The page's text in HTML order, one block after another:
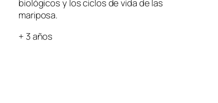
biológicos y los ciclos de vida de las
mariposa.
+ 3 años